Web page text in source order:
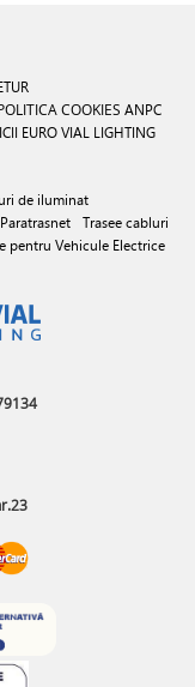
COOKIES ANPC
EURO VIAL LIGHTING
de iluminat
Paratrasnet
Trasee cabluri
pentru Vehicule Electrice